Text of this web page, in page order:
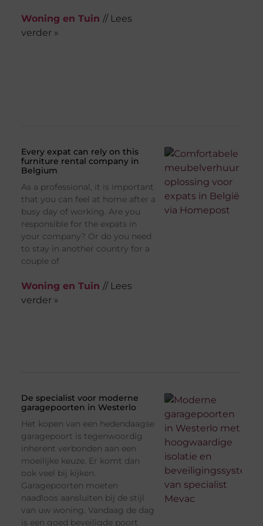
Woning en Tuin // Lees
verder »
Every expat can rely on this
furniture rental company in
Belgium
As a professional, it is important
that you can feel at home after a
busy day of working. Are you
responsible for the expats in
your company? Or do you need
to stay in another country for a
couple of
Woning en Tuin // Lees
verder »
De specialist voor moderne
garagepoorten in Westerlo
Het kopen van een hedendaagse
garagepoort is tegenwoordig
inherent verbonden aan een
moeilijke keuze. Er komt dan
ook veel bij kijken.
Garagepoorten moeten
naadloos aansluiten bij de stijl
van uw woning. Vandaag de dag
is een goed beveiligde poort